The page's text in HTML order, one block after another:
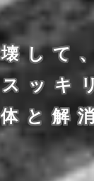
して
ッキ
と解